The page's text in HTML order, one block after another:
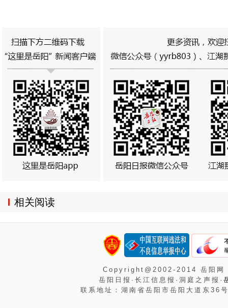
相关阅读
Copyright@2002-2014 岳阳
岳阳日报·长江信息报·洞庭之声报·
联系地址：湖南省岳阳市岳阳大道东